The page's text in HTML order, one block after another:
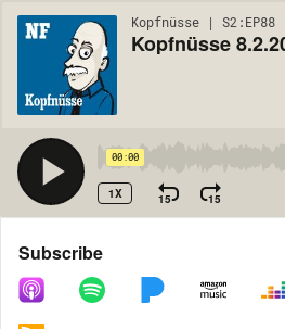
Kopfnüsse | S2:EP88
00:00
1X 15 15
Share
COPY LINK
Subscribe